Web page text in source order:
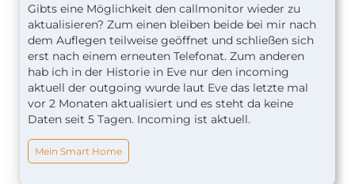
Gibts eine Möglichkeit den callmonitor wieder zu
aktualisieren? Zum einen bleiben beide bei mir nach
dem Auflegen teilweise geöffnet und schließen sich
erst nach einem erneuten Telefonat. Zum anderen
hab ich in der Historie in Eve nur den incoming
aktuell der outgoing wurde laut Eve das letzte mal
vor 2 Monaten aktualisiert und es steht da keine
Daten seit 5 Tagen. Incoming ist aktuell.
Mein Smart Home